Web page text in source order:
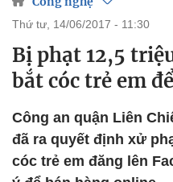
thứ tư, 14/06/2017 - 11:30
Bị phạt 12,5
bắt cóc trẻ em
Công an quận Liên
đã ra quyết định xử
cóc trẻ em đăng lên